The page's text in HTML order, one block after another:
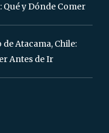
y Dónde Comer
Atacama, Chile:
Antes de Ir